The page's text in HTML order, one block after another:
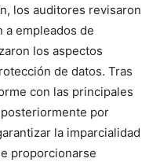
los auditores revisaron
a empleados de
los aspectos
de datos. Tras
con las principales
por
la imparcialidad
proporcionarse